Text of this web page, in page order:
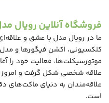
فروشگاه آنلاین رویال
ما در رویال مدل با عشق و
کلکسیونی، اکشن فیگورها و
موتورسیکلت‌ها، فعالیت خود را
علاقه شخصی شکل گرفت و
علاقه‌مندان به دنیای ماکت‌های
است.